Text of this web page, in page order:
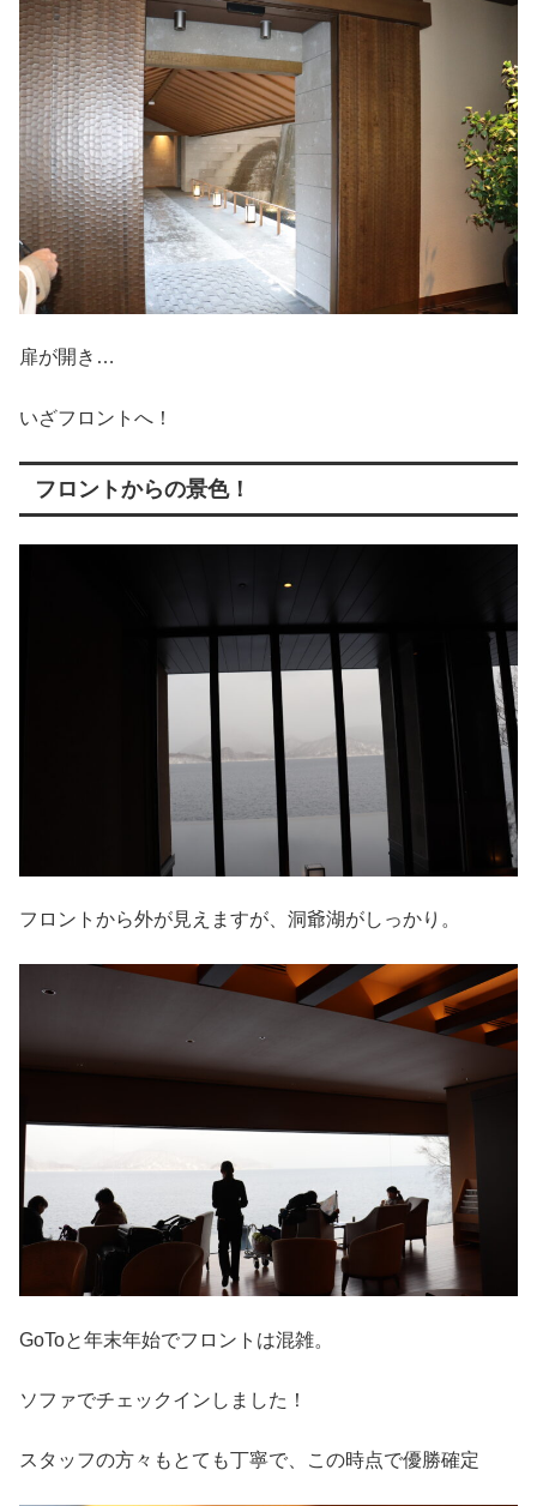
扉が開き…
いざフロントへ！
フロントからの景色！
フロントから外が見えますが、洞爺湖がしっかり。
GoToと年末年始でフロントは混雑。
ソファでチェックインしました！
スタッフの方々もとても丁寧で、この時点で優勝確定